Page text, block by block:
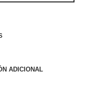
ADICIONAL